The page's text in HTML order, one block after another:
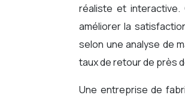
réaliste et
améliorer la
selon une analyse de
taux de retour de près
Une entreprise de